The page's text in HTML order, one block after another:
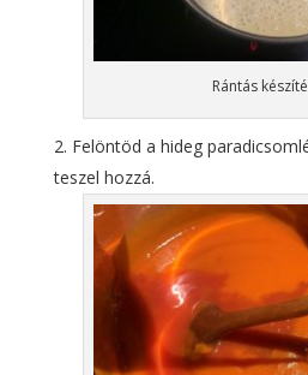
Rántás
Felöntöd a hideg
teszel hozzá.